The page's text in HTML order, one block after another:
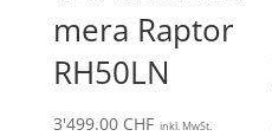
mera Raptor
RH50LN
3'499.00 CHF inkl. MwSt.